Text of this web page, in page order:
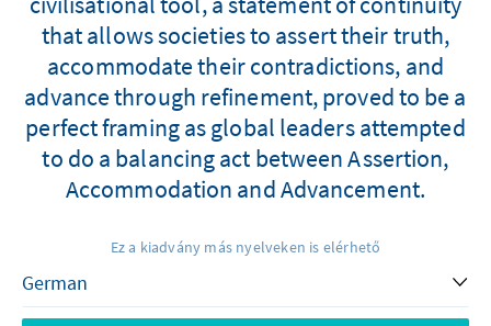
that allows societies to assert their truth,
accommodate their contradictions, and
advance through refinement, proved to be a
perfect framing as global leaders attempted
to do a balancing act between Assertion,
Accommodation and Advancement.
Ez a kiadvány más nyelveken is elérhető